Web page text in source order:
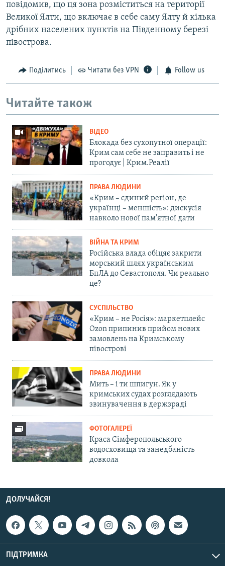
повідомив, що ця зона розміститься на території
Великої Ялти, що включає в себе саму Ялту й кілька
дрібних населених пунктів на Південному березі
півострова.
Поділитись Читати без VPN Follow us
Читайте також
ВІДЕО
Блокада без сухопутної операції:
Крим сам себе не заправить і не
прогодує | Крим.Реалії
ПРАВА ЛЮДИНИ
«Крим – єдиний регіон, де
українці – меншість»: дискусія
навколо нової пам'ятної дати
ВІЙНА ТА КРИМ
Російська влада обіцяє закрити
морський шлях українським
БпЛА до Севастополя. Чи реально
це?
СУСПІЛЬСТВО
«Крим – не Росія»: маркетплейс
Ozon припинив прийом нових
замовлень на Кримському
півострові
ПРАВА ЛЮДИНИ
Мить – і ти шпигун. Як у
кримських судах розглядають
звинувачення в держзраді
ФОТОГАЛЕРЕЇ
Краса Сімферопольського
водосховища та занедбаність
довкола
ДОЛУЧАЙСЯ!
ПІДТРИМКА